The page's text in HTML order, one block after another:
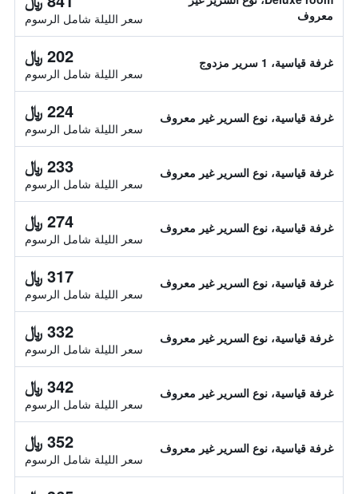
معروف
سعر الليلة شامل الرسوم
غرفة قياسية، 1 سرير مزدوج 202 ﷼
سعر الليلة شامل الرسوم
غرفة قياسية، نوع السرير غير معروف 224 ﷼
سعر الليلة شامل الرسوم
غرفة قياسية، نوع السرير غير معروف 233 ﷼
سعر الليلة شامل الرسوم
غرفة قياسية، نوع السرير غير معروف 274 ﷼
سعر الليلة شامل الرسوم
غرفة قياسية، نوع السرير غير معروف 317 ﷼
سعر الليلة شامل الرسوم
غرفة قياسية، نوع السرير غير معروف 332 ﷼
سعر الليلة شامل الرسوم
غرفة قياسية، نوع السرير غير معروف 342 ﷼
سعر الليلة شامل الرسوم
غرفة قياسية، نوع السرير غير معروف 352 ﷼
سعر الليلة شامل الرسوم